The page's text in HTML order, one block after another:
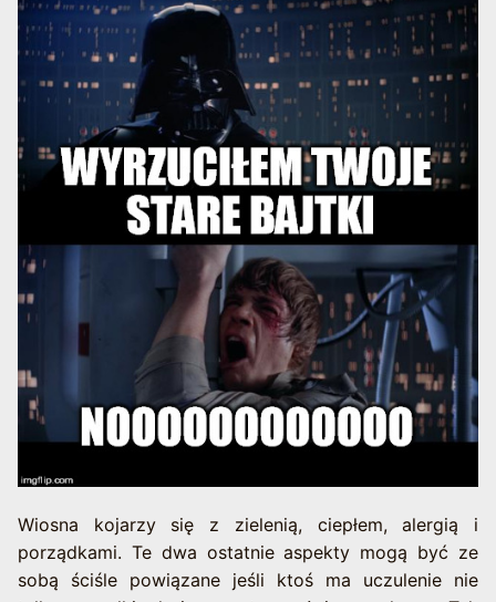
Wiosna kojarzy się z zielenią, ciepłem, alergią i
porządkami. Te dwa ostatnie aspekty mogą być ze
sobą ściśle powiązane jeśli ktoś ma uczulenie nie